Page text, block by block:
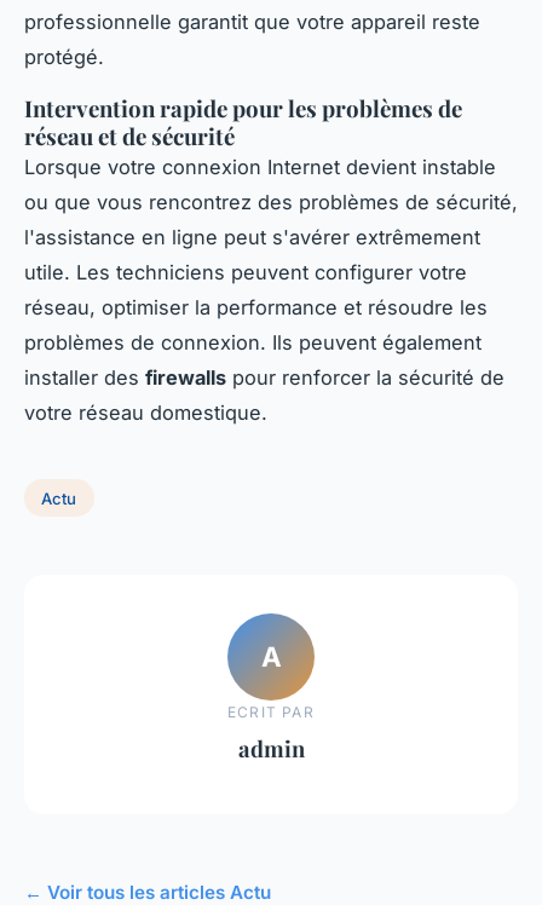
professionnelle garantit que votre appareil reste
protégé.
Intervention rapide pour les problèmes de
réseau et de sécurité
Lorsque votre connexion Internet devient instable
ou que vous rencontrez des problèmes de sécurité,
l'assistance en ligne peut s'avérer extrêmement
utile. Les techniciens peuvent configurer votre
réseau, optimiser la performance et résoudre les
problèmes de connexion. Ils peuvent également
installer des firewalls pour renforcer la sécurité de
votre réseau domestique.
Actu
A
ECRIT PAR
admin
← Voir tous les articles Actu